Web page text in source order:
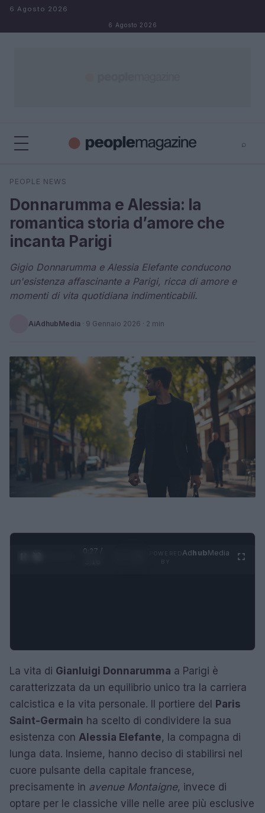
Salta al contenuto
6 Agosto 2026
6 Agosto 2026
⌕
Cerca
PEOPLE NEWS
Donnarumma e Alessia: la
romantica storia d’amore che
incanta Parigi
Gigio Donnarumma e Alessia Elefante conducono
un'esistenza affascinante a Parigi, ricca di amore e
momenti di vita quotidiana indimenticabili.
AiAdhubMedia · 9 Gennaio 2026 · 2 min
0:28 /
AdhubMedia
La vita di Gianluigi Donnarumma a Parigi è
caratterizzata da un equilibrio unico tra la carriera
calcistica e la vita personale. Il portiere del Paris
Saint-Germain ha scelto di condividere la sua
esistenza con Alessia Elefante, la compagna di
lunga data. Insieme, hanno deciso di stabilirsi nel
cuore pulsante della capitale francese,
precisamente in avenue Montaigne, invece di
optare per le classiche ville nelle aree più esclusive